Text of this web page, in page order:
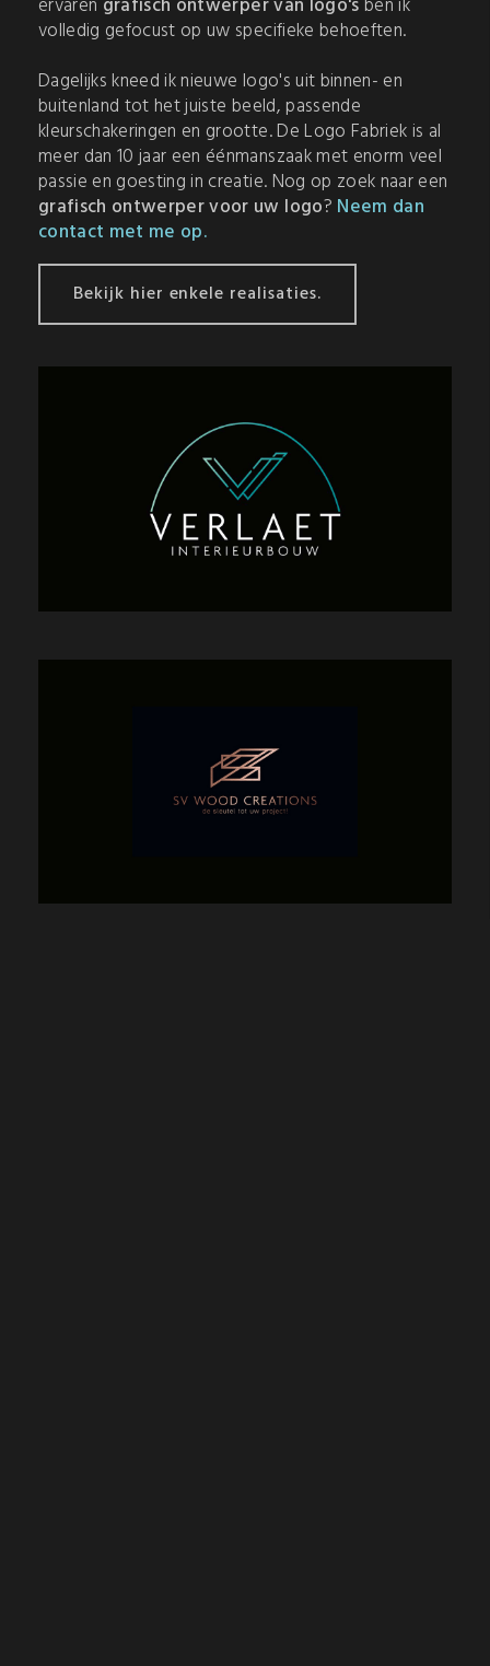
ervaren grafisch ontwerper van logo'sben ik
volledig gefocust op uw specifieke behoeften.
Dagelijks kneed ik nieuwe logo's uit binnen- en
buitenland tot het juiste beeld, passende
kleurschakeringen en grootte. De Logo Fabriek is al
meer dan 10 jaar een éénmanszaak met enorm veel
passie en goesting in creatie. Nog op zoek naar een
grafisch ontwerper voor uw logo? Neem dan
contact met me op.
Bekijk hier enkele realisaties.